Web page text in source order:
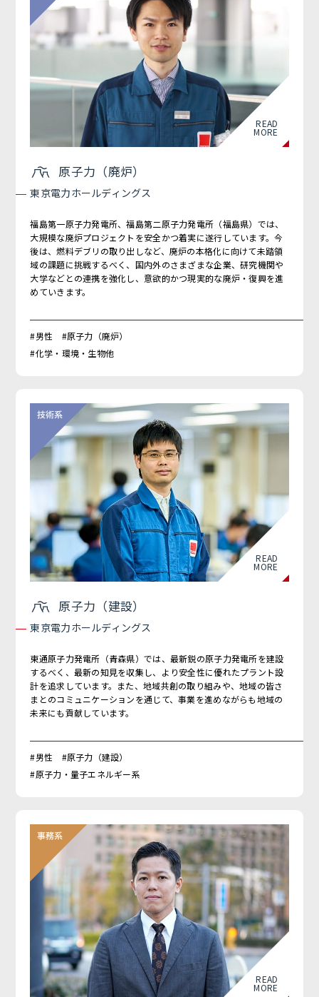
READ
MORE
原子力（廃炉）
東京電力ホールディングス
福島第一原子力発電所、福島第二原子力発電所（福島県）では、
大規模な廃炉プロジェクトを安全かつ着実に遂行しています。今
後は、燃料デブリの取り出しなど、廃炉の本格化に向けて未踏領
域の課題に挑戦するべく、国内外のさまざまな企業、研究機関や
大学などとの連携を強化し、意欲的かつ現実的な廃炉・復興を進
めていきます。
#男性 #原子力（廃炉）
#化学・環境・生物他
READ
MORE
原子力（建設）
東京電力ホールディングス
東通原子力発電所（青森県）では、最新鋭の原子力発電所を建設
するべく、最新の知見を収集し、より安全性に優れたプラント設
計を追求しています。また、地域共創の取り組みや、地域の皆さ
まとのコミュニケーションを通じて、事業を進めながらも地域の
未来にも貢献しています。
#男性 #原子力（建設）
#原子力・量子エネルギー系
READ
MORE